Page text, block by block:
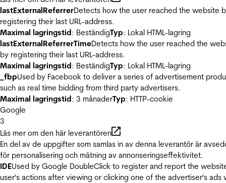
lastExternalReferrerDetects how the user reached the website
registering their last URL-address.
Maximal lagringstid: BeständigTyp: Lokal HTML-lagring
lastExternalReferrerTimeDetects how the user reached the
by registering their last URL-address.
Maximal lagringstid: BeständigTyp: Lokal HTML-lagring
_fbpUsed by Facebook to deliver a series of advertisement
such as real time bidding from third party advertisers.
Maximal lagringstid: 3 månaderTyp: HTTP-cookie
Google
3
Läs mer om den här leverantören
En del av de uppgifter som samlas in av denna leverantör är
för personalisering och mätning av annonseringseffektivitet.
IDEUsed by Google DoubleClick to register and report the
user's actions after viewing or clicking one of the advertiser's ads